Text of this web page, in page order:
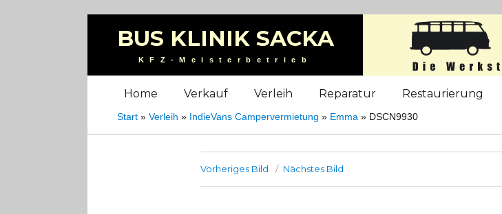
BUS KLINIK SACKA
KFZ-Meisterbetrieb
Home Verkauf Verleih Reparatur Restaurierung
Start »Verleih » IndieVans Campervermietung » Emma » DSCN9930
Vorheriges Bild Nächstes Bild